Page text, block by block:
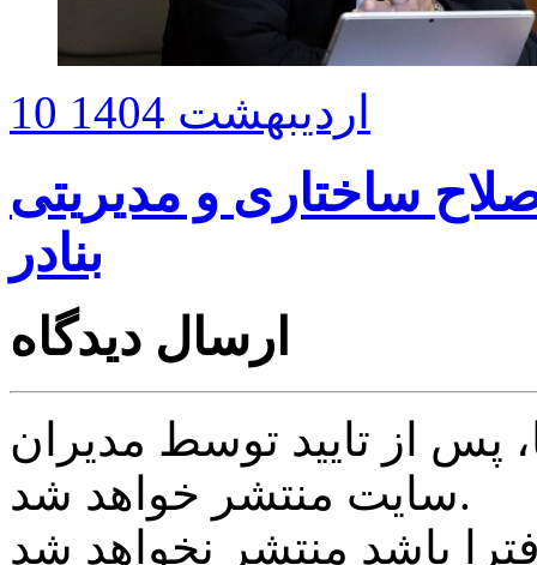
10 اردیبهشت 1404
ساختاری و مدیریتی
بنادر
ارسال دیدگاه
از تایید توسط مدیران
سایت منتشر خواهد شد.